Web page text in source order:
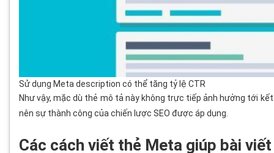
Sử dụng Meta description có thể tăng tỷ lệ CTR
Như vậy, mặc dù thẻ mô tả này không trực tiếp ảnh hưởng tới
nên sự thành công của chiến lược SEO được áp dụng.
Các cách viết thẻ Meta giúp bài viết